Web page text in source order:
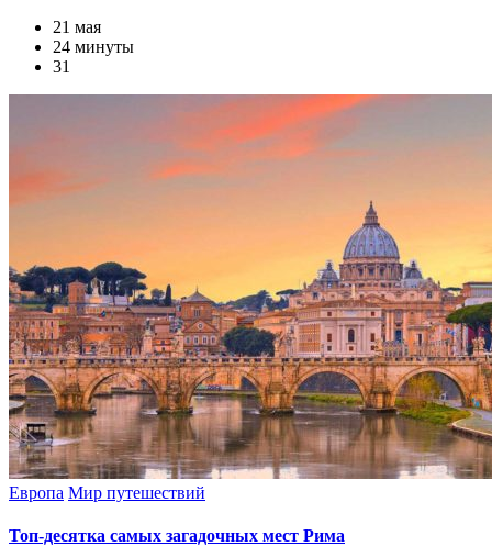
21 мая
24 минуты
31
Европа Мир путешествий
Топ-десятка самых загадочных мест Рима